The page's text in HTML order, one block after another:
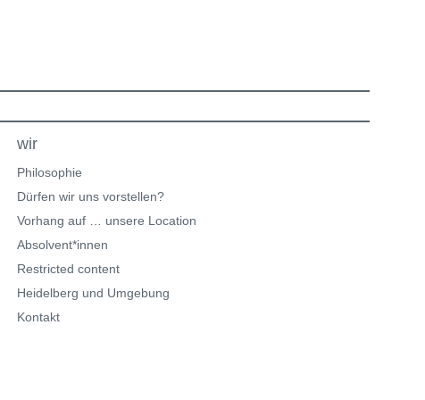
wir
Philosophie
Dürfen wir uns vorstellen?
Vorhang auf … unsere Location
Absolvent*innen
Restricted content
Heidelberg und Umgebung
Kontakt